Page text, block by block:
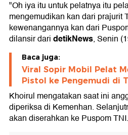
"Oh iya itu untuk pelatnya itu
mengemudikan kan dari prajurit
kewenangannya kan dari
dilansir daridetikNews, Senin
Baca juga:
Viral Sopir Mobil Pelat
Pistol ke Pengemudi di
Khoirul mengatakan saat ini
diperiksa di Kemenhan.
akan diserahkan ke Puspom TNI.